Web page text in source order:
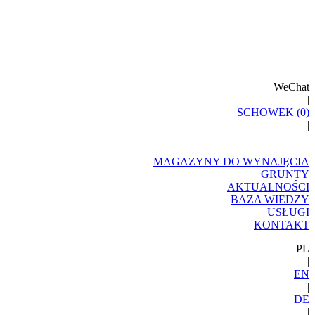
WeChat
|
SCHOWEK (0)
|
MAGAZYNY DO WYNAJĘCIA
GRUNTY
AKTUALNOŚCI
BAZA WIEDZY
USŁUGI
KONTAKT
PL
|
EN
|
DE
|